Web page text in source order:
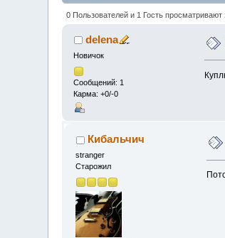
0 Пользователей и 1 Гость просматривают
delena
Новичок
Сообщений: 1
Карма: +0/-0
Кибальчич
stranger
Старожил